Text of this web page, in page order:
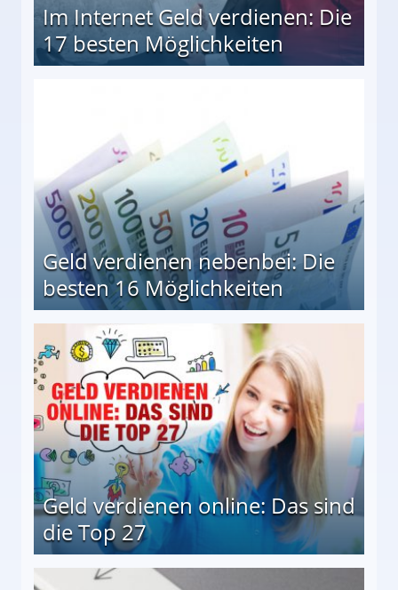
Im Internet Geld verdienen: Die
17 besten Möglichkeiten
Geld verdienen nebenbei: Die
besten 16 Möglichkeiten
Geld verdienen online: Das sind
die Top 27